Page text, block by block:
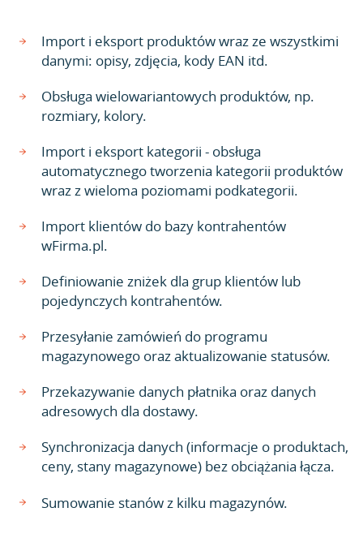
Import i eksport produktów wraz ze wszystkimi
danymi: opisy, zdjęcia, kody EAN itd.
Obsługa wielowariantowych produktów, np.
rozmiary, kolory.
Import i eksport kategorii - obsługa
automatycznego tworzenia kategorii produktów
wraz z wieloma poziomami podkategorii.
Import klientów do bazy kontrahentów
wFirma.pl.
Definiowanie zniżek dla grup klientów lub
pojedynczych kontrahentów.
Przesyłanie zamówień do programu
magazynowego oraz aktualizowanie statusów.
Przekazywanie danych płatnika oraz danych
adresowych dla dostawy.
Synchronizacja danych (informacje o produktach,
ceny, stany magazynowe) bez obciążania łącza.
Sumowanie stanów z kilku magazynów.